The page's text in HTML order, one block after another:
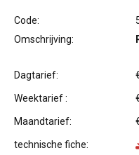
Code:
Omschrijving:
Dagtarief:
Weektarief :
Maandtarief:
technische fiche: